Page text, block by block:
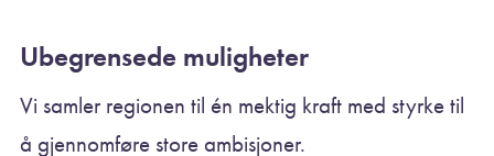
Ubegrensede muligheter
Vi samler regionen til én mektig kraft med styrke til
å gjennomføre store ambisjoner.